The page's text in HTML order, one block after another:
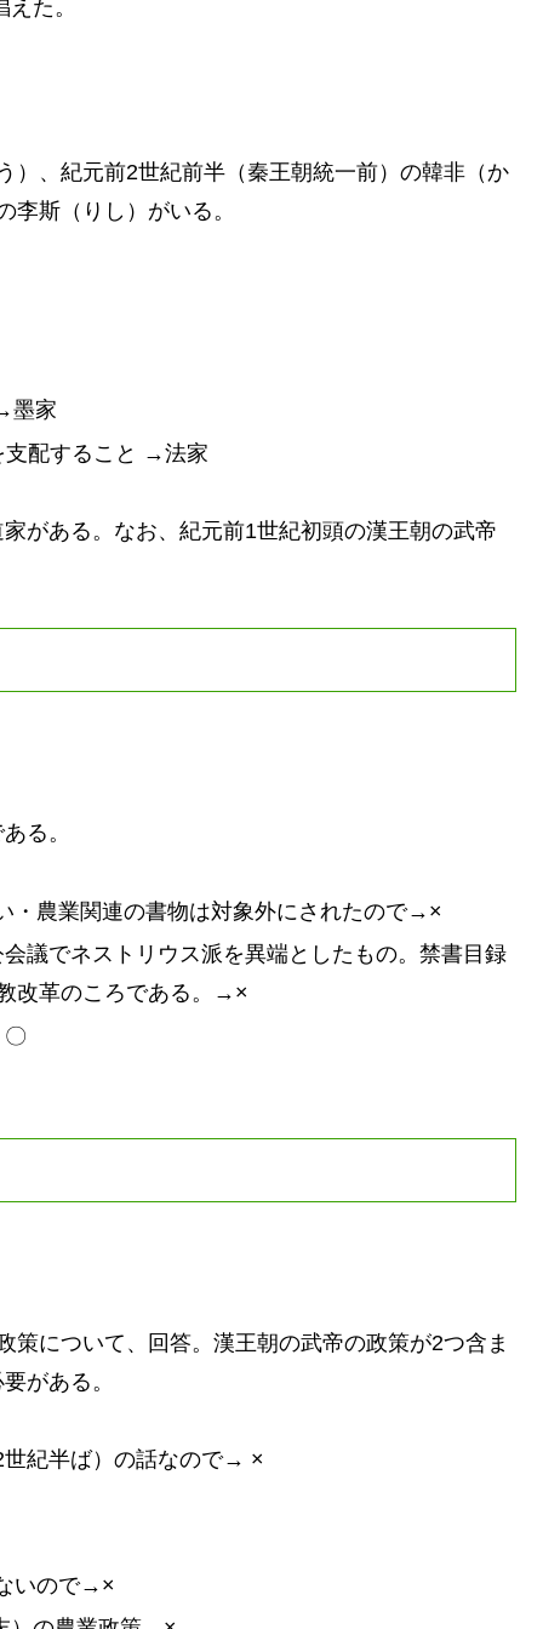
た。
、紀元前2世紀前半（秦王朝統一前）の韓非（か
斯（りし）がいる。
墨家
支配すること →法家
ある。なお、紀元前1世紀初頭の漢王朝の武帝
る。
・農業関連の書物は対象外にされたので→×
議でネストリウス派を異端としたもの。禁書目録
改革のころである。→×
について、回答。漢王朝の武帝の政策が2つ含ま
がある。
紀半ば）の話なので→ ×
いので→×